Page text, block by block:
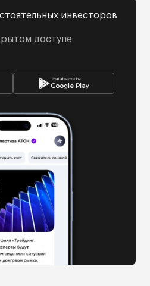
инвесторов
доступе